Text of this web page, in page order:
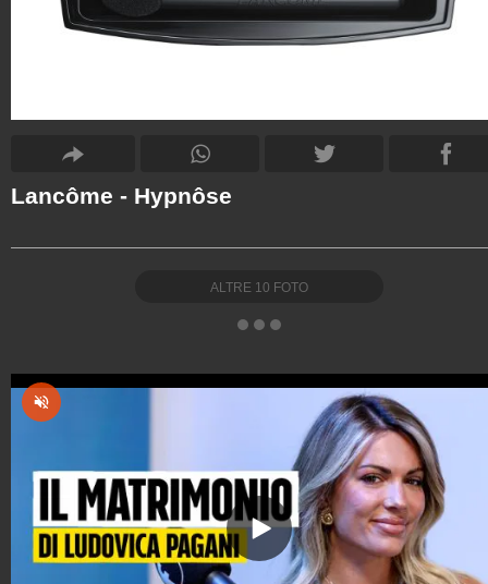
Lancôme - Hypnôse
ALTRE 10 FOTO